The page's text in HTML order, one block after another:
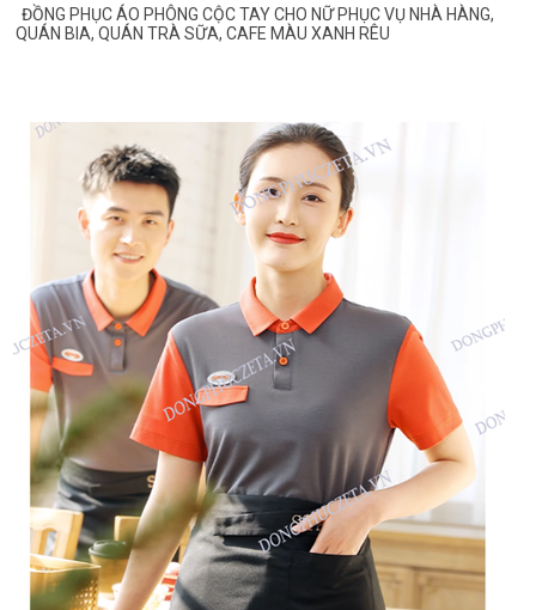
ĐỒNG PHỤC ÁO PHÔNG CỘC TAY CHO NỮ PHỤC VỤ NHÀ HÀNG,
QUÁN BIA, QUÁN TRÀ SỮA, CAFE MÀU XANH RÊU